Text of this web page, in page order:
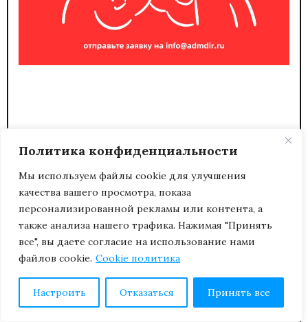
Политика конфиденциальности
Мы используем файлы cookie для улучшения
качества вашего просмотра, показа
персонализированной рекламы или контента, а
также анализа нашего трафика. Нажимая "Принять
все", вы даете согласие на использование нами
файлов cookie. Cookie политика
Настроить Отказаться Принять все
119146, Москва, Комсомольский пр-т, д. 28,
подъезд 11, коворкинг "Деловар", ООО
"Администрация" Метро Фрунзенская, здание
МДМ.
+7 (495) 969-8768